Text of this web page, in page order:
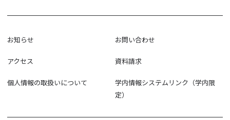
お知らせ お問い合わせ
アクセス 資料請求
個人情報の取扱いについて
学内情報システムリンク（学内限
定）